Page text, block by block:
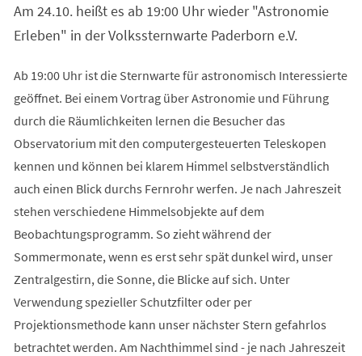
neuen
Tab)
Am 24.10. heißt es ab 19:00 Uhr wieder "Astronomie
Erleben" in der Volkssternwarte Paderborn e.V.
Ab 19:00 Uhr ist die Sternwarte für astronomisch Interessierte
geöffnet. Bei einem Vortrag über Astronomie und Führung
durch die Räumlichkeiten lernen die Besucher das
Observatorium mit den computergesteuerten Teleskopen
kennen und können bei klarem Himmel selbstverständlich
auch einen Blick durchs Fernrohr werfen. Je nach Jahreszeit
stehen verschiedene Himmelsobjekte auf dem
Beobachtungsprogramm. So zieht während der
Sommermonate, wenn es erst sehr spät dunkel wird, unser
Zentralgestirn, die Sonne, die Blicke auf sich. Unter
Verwendung spezieller Schutzfilter oder per
Projektionsmethode kann unser nächster Stern gefahrlos
betrachtet werden. Am Nachthimmel sind - je nach Jahreszeit